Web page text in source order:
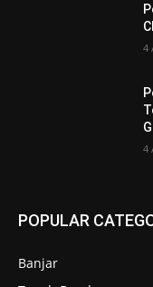
4
4
POPULAR
Banjar